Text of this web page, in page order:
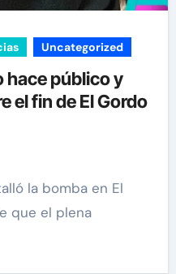
Uncategorized
hace público y
el fin de El Gordo
que el plena